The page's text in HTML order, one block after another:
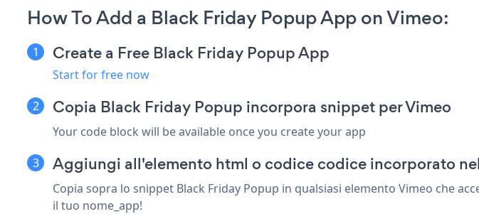
How To Add a Black Friday Popup App on Vimeo:
Create a Free Black Friday Popup App
Start for free now
Copia Black Friday Popup incorpora snippet per Vimeo
Your code block will be available once you create your app
Aggiungi all'elemento html o codice codice incorporato
Copia sopra lo snippet Black Friday Popup in qualsiasi elemento Vimeo che
il tuo nome_app!